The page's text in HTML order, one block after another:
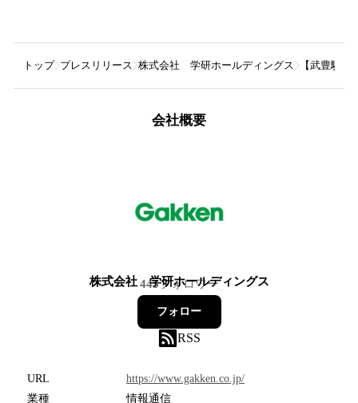
トップ プレスリリース 株式会社 学研ホールディングス 【武豊騎
会社概要
株式会社 学研ホールディングス
445フォロワー
フォロー
RSS
URL
https://www.gakken.co.jp/
業種
情報通信